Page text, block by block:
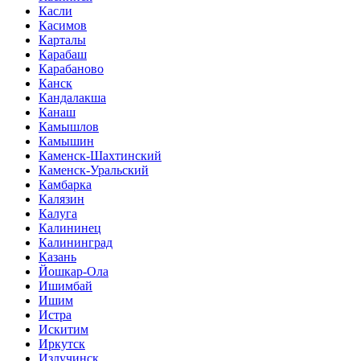
Касли
Касимов
Карталы
Карабаш
Карабаново
Канск
Кандалакша
Канаш
Камышлов
Камышин
Каменск-Шахтинский
Каменск-Уральский
Камбарка
Калязин
Калуга
Калининец
Калининград
Казань
Йошкар-Ола
Ишимбай
Ишим
Истра
Искитим
Иркутск
Излучинск